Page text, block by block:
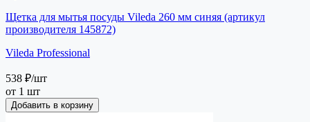
Щетка для мытья посуды Vileda 260 мм синяя (артикул
производителя 145872)
Vileda Professional
538 ₽/шт
от 1 шт
Добавить в корзину